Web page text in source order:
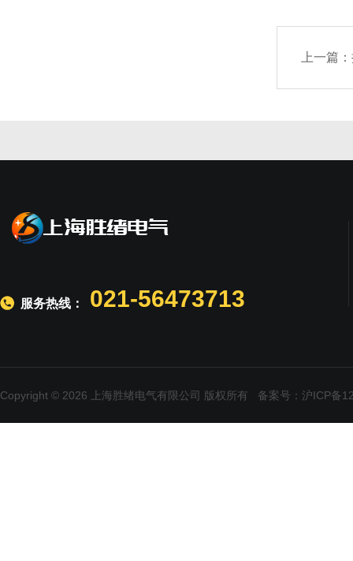
上一篇：
服务热线： 021-56473713
Copyright © 2026 上海胜绪电气有限公司 版权所有 备案号：沪ICP备